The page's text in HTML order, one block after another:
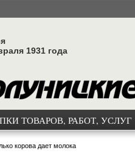
1931 года
ТОВАРОВ, РАБОТ, УСЛУГ
корова дает молока